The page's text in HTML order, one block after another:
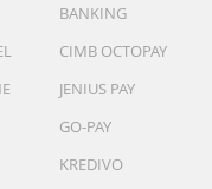
BANKING
CIMB OCTOPAY
JENIUS PAY
GO-PAY
KREDIVO